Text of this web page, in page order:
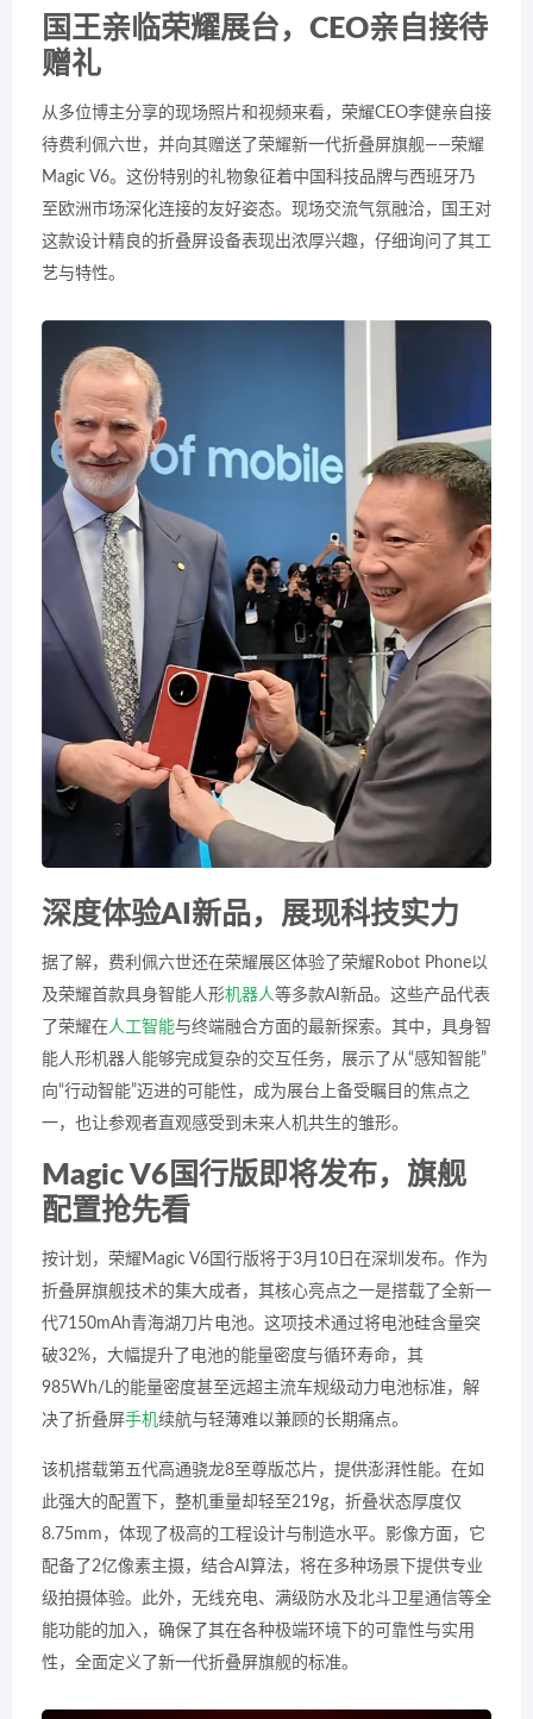
国王亲临荣耀展台，CEO亲自接待
赠礼
从多位博主分享的现场照片和视频来看，荣耀CEO李健亲自接
待费利佩六世，并向其赠送了荣耀新一代折叠屏旗舰——荣耀
Magic V6。这份特别的礼物象征着中国科技品牌与西班牙乃
至欧洲市场深化连接的友好姿态。现场交流气氛融洽，国王对
这款设计精良的折叠屏设备表现出浓厚兴趣，仔细询问了其工
艺与特性。
深度体验AI新品，展现科技实力
据了解，费利佩六世还在荣耀展区体验了荣耀Robot Phone以
及荣耀首款具身智能人形机器人等多款AI新品。这些产品代表
了荣耀在人工智能与终端融合方面的最新探索。其中，具身智
能人形机器人能够完成复杂的交互任务，展示了从“感知智能”
向“行动智能”迈进的可能性，成为展台上备受瞩目的焦点之
一，也让参观者直观感受到未来人机共生的雏形。
Magic V6国行版即将发布，旗舰
配置抢先看
按计划，荣耀Magic V6国行版将于3月10日在深圳发布。作为
折叠屏旗舰技术的集大成者，其核心亮点之一是搭载了全新一
代7150mAh青海湖刀片电池。这项技术通过将电池硅含量突
破32%，大幅提升了电池的能量密度与循环寿命，其
985Wh/L的能量密度甚至远超主流车规级动力电池标准，解
决了折叠屏手机续航与轻薄难以兼顾的长期痛点。
该机搭载第五代高通骁龙8至尊版芯片，提供澎湃性能。在如
此强大的配置下，整机重量却轻至219g，折叠状态厚度仅
8.75mm，体现了极高的工程设计与制造水平。影像方面，它
配备了2亿像素主摄，结合AI算法，将在多种场景下提供专业
级拍摄体验。此外，无线充电、满级防水及北斗卫星通信等全
能功能的加入，确保了其在各种极端环境下的可靠性与实用
性，全面定义了新一代折叠屏旗舰的标准。